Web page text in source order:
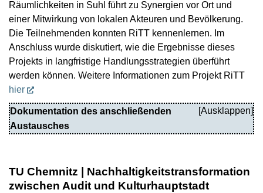
Räumlichkeiten in Suhl führt zu Synergien vor Ort und
einer Mitwirkung von lokalen Akteuren und Bevölkerung.
Die Teilnehmenden konnten RiTT kennenlernen. Im
Anschluss wurde diskutiert, wie die Ergebnisse dieses
Projekts in langfristige Handlungsstrategien überführt
werden können. Weitere Informationen zum Projekt RiTT
hier
Dokumentation des anschließenden
Austausches
TU Chemnitz | Nachhaltigkeitstransformation
zwischen Audit und Kulturhauptstadt